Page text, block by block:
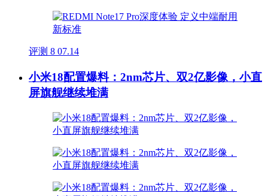
评测 8 07.14
小米18配置爆料：2nm芯片、双2亿影像，小直
屏旗舰继续堆满